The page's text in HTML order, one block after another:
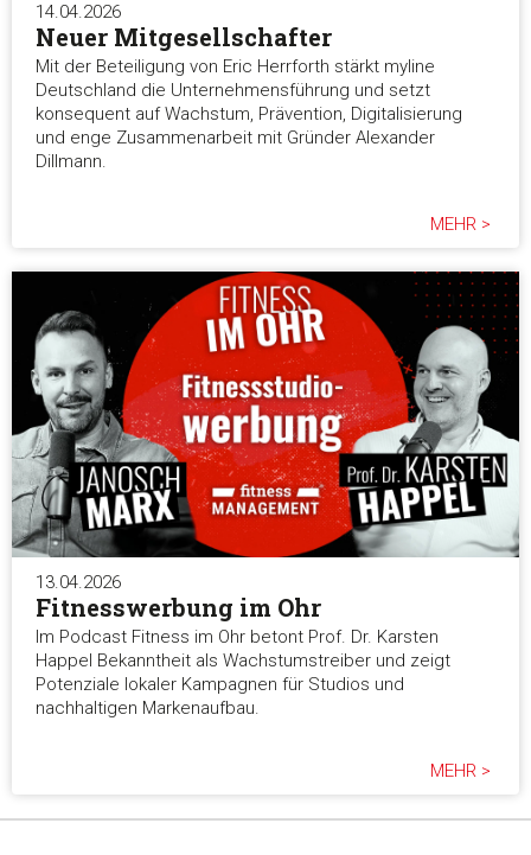
14.04.2026
Neuer Mitgesellschafter
Mit der Beteiligung von Eric Herrforth stärkt myline
Deutschland die Unternehmensführung und setzt
konsequent auf Wachstum, Prävention, Digitalisierung
und enge Zusammenarbeit mit Gründer Alexander
Dillmann.
MEHR >
13.04.2026
Fitnesswerbung im Ohr
Im Podcast Fitness im Ohr betont Prof. Dr. Karsten
Happel Bekanntheit als Wachstumstreiber und zeigt
Potenziale lokaler Kampagnen für Studios und
nachhaltigen Markenaufbau.
MEHR >